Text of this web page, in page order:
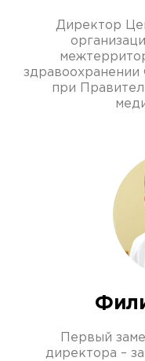
Директор
здравоохранении
при
Первый
директора –